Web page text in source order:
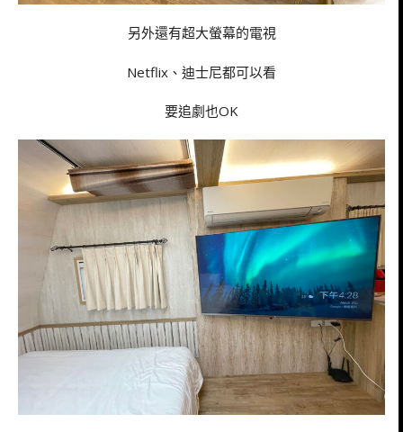
另外還有超大螢幕的電視
Netflix、迪士尼都可以看
要追劇也OK